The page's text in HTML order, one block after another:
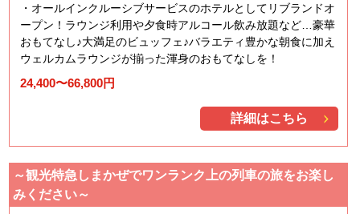
オールインクルーシブサービスのホテルとしてリブランドオ
ープン！ラウンジ利用や夕食時アルコール飲み放題など…豪華
おもてなし♪大満足のビュッフェ♪バラエティ豊かな朝食に加え
ウェルカムラウンジが揃った渾身のおもてなしを！
24,400〜66,800円
詳細はこちら
～観光特急しまかぜでワンランク上の列車の旅をお楽し
みください～